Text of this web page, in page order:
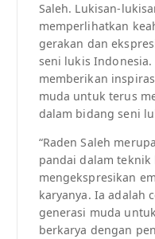
Saleh. Lukisan-
memperlihatkan
gerakan dan
seni lukis Indonesia.
memberikan
muda untuk terus
dalam bidang seni
“Raden Saleh
pandai dalam
mengekspresikan
karyanya. Ia adalah
generasi muda
berkarya dengan